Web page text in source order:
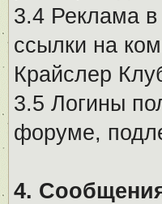
3.4 Реклама
ссылки на
Крайслер
3.5 Логины
форуме,
4.